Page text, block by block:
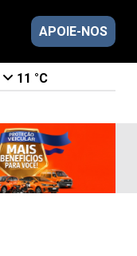
APOIE-NOS
11 °C